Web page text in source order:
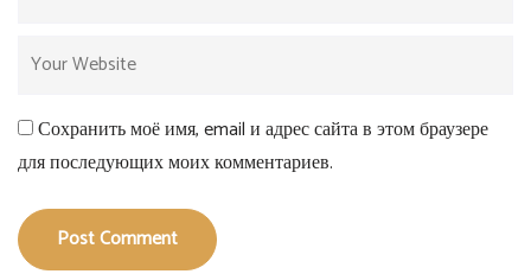
Сохранить моё имя, email и адрес сайта в этом браузере
для последующих моих комментариев.
Post Comment